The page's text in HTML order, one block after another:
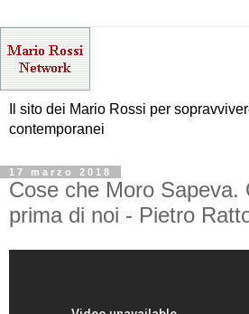
Il sito dei Mario Rossi per
contemporanei
17 marzo 2018
Cose che Moro Sapeva.
prima di noi - Pietro